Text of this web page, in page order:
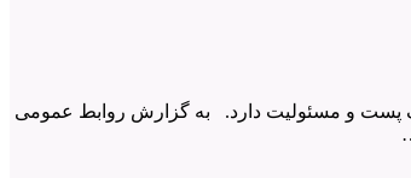
پست و مسئولیت دارد. به گزارش روابط عمومی